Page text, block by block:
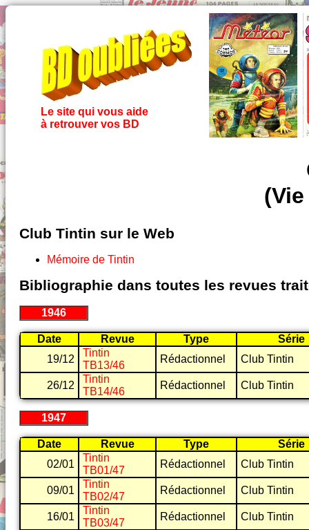
Le site qui vous aide
à retrouver vos BD
Club Tintin sur le Web
Mémoire de Tintin
Bibliographie dans toutes les revues
1946
Date Revue Type
Série
19/12
Tintin
TB13/46
Rédactionnel Club Tintin
26/12
Tintin
TB14/46
Rédactionnel Club Tintin
1947
Date Revue Type
Série
02/01
Tintin
TB01/47
Rédactionnel Club Tintin
09/01
Tintin
TB02/47
Rédactionnel Club Tintin
16/01
Tintin
TB03/47
Rédactionnel Club Tintin